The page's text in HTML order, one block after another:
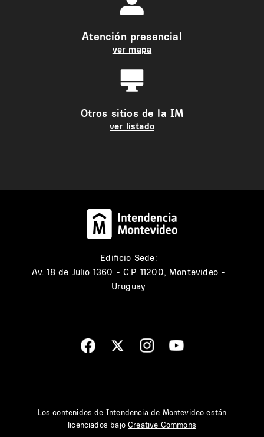
Atención presencial
ver mapa
Otros sitios de la IM
ver listado
Edificio Sede:
Av. 18 de Julio 1360 - C.P. 11200, Montevideo -
Uruguay
Los contenidos de Intendencia de Montevideo están
licenciados bajoCreative Commons